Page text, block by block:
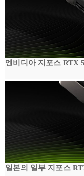
엔비디아 지포스 RTX
일본의 일부 지포스